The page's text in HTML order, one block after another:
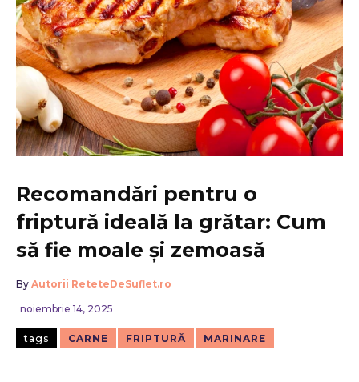
Recomandări pentru o
friptură ideală la grătar: Cum
să fie moale și zemoasă
By Autorii ReteteDeSuflet.ro
noiembrie 14, 2025
tags CARNE FRIPTURĂ MARINARE